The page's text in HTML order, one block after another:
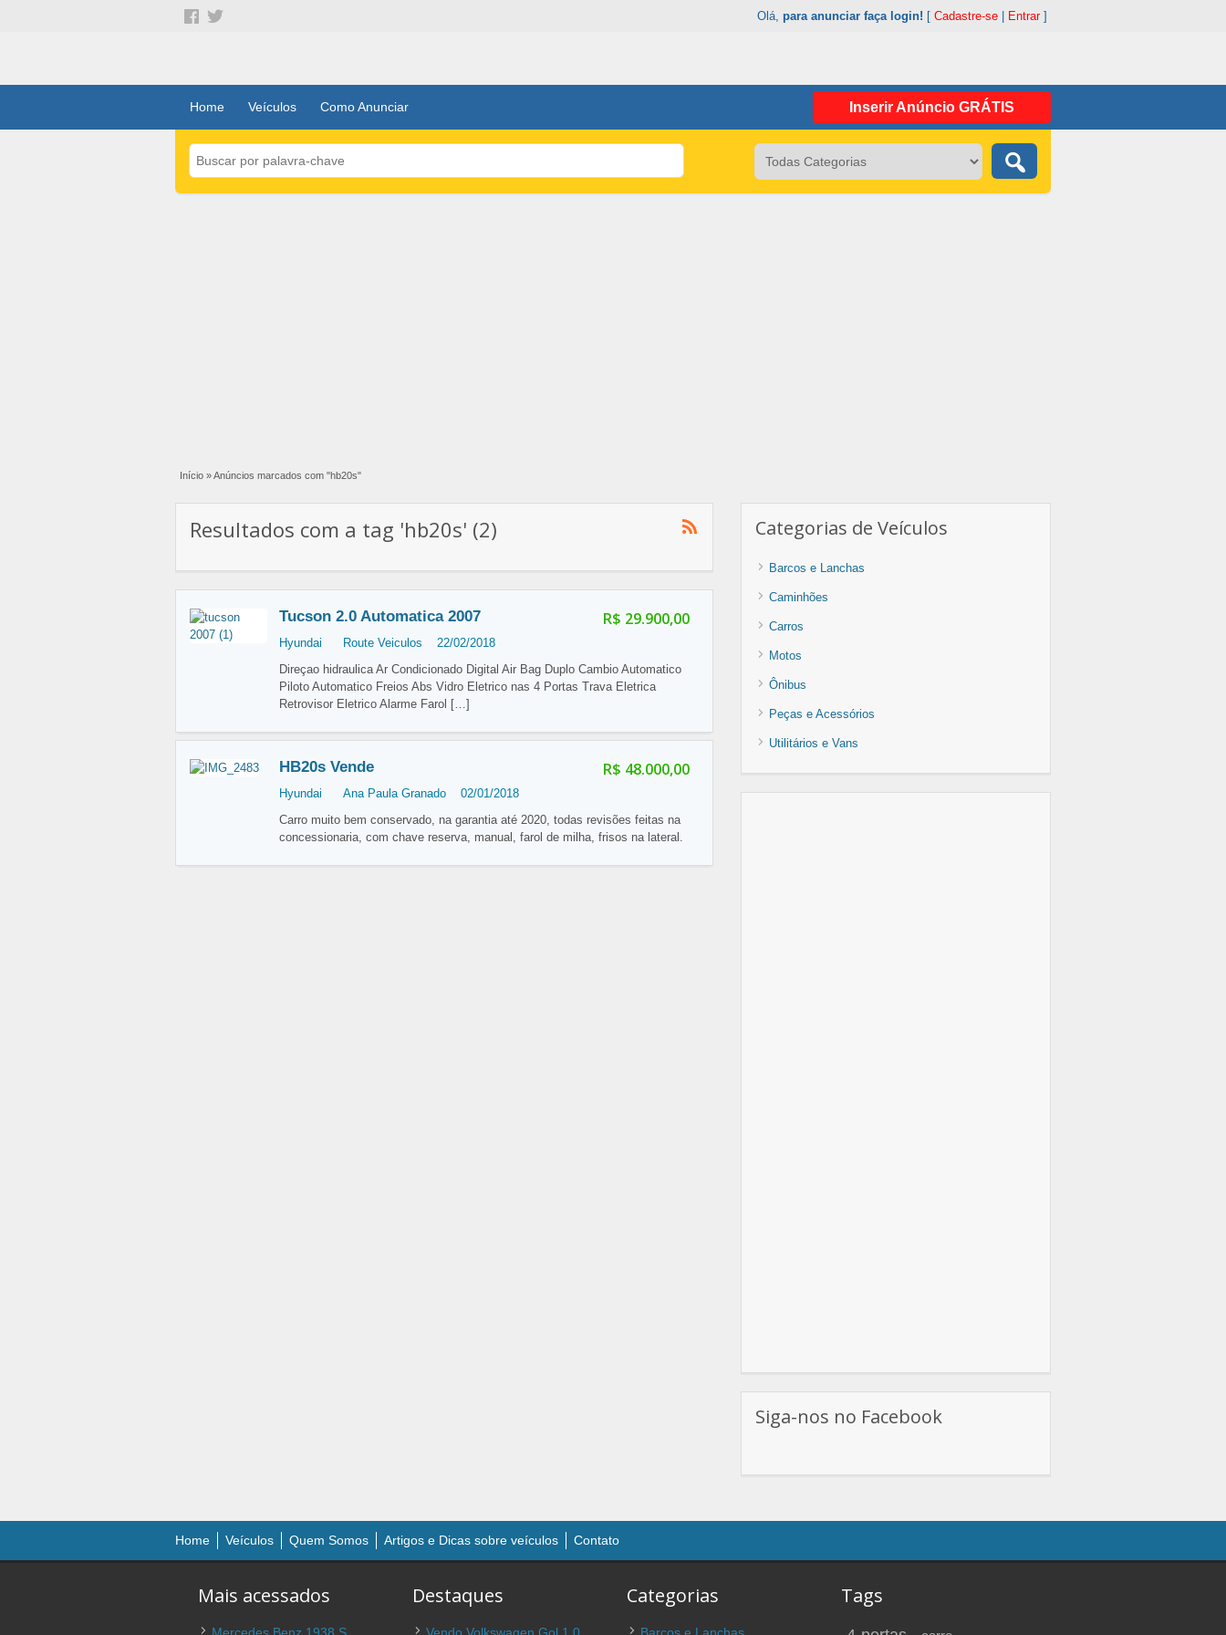
Olá, para anunciar faça login! [ Cadastre-se Entrar]
Home Veículos Como Anunciar Inserir Anúncio GRÁTIS
Início »Anúncios marcados com "hb20s"
Resultados com a tag 'hb20s' (2)
R$ 29.900,00
Tucson 2.0 Automatica 2007
Hyundai Route Veiculos
22/02/2018
Direçao hidraulica Ar Condicionado Digital Air Bag Duplo Cambio Automatico
Piloto Automatico Freios Abs Vidro Eletrico nas 4 Portas Trava Eletrica
Retrovisor Eletrico Alarme Farol […]
R$ 48.000,00
HB20s Vende
Hyundai Ana Paula Granado
02/01/2018
Carro muito bem conservado, na garantia até 2020, todas revisões feitas na
concessionaria, com chave reserva, manual, farol de milha, frisos na lateral.
Categorias de Veículos
Barcos e Lanchas
Caminhões
Carros
Motos
Ônibus
Peças e Acessórios
Utilitários e Vans
Siga-nos no Facebook
Home Veículos Quem Somos Artigos e Dicas sobre veículos Contato
Mais acessados Destaques Categorias Tags